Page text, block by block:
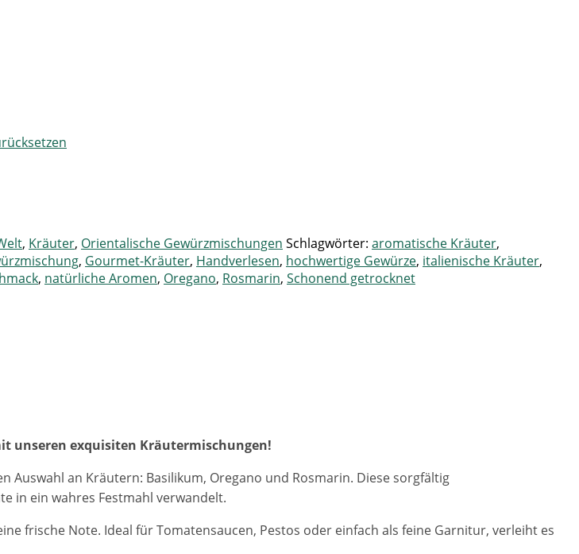
, Kräuter, Orientalische Gewürzmischungen Schlagwörter: aromatische Kräuter,
, Gourmet-Kräuter, Handverlesen, hochwertige Gewürze, italienische Kräuter,
, natürliche Aromen, Oregano, Rosmarin, Schonend getrocknet
unseren exquisiten Kräutermischungen!
Auswahl an Kräutern: Basilikum, Oregano und Rosmarin. Diese sorgfältig
in ein wahres Festmahl verwandelt.
frische Note. Ideal für Tomatensaucen, Pestos oder einfach als feine Garnitur, verleiht es